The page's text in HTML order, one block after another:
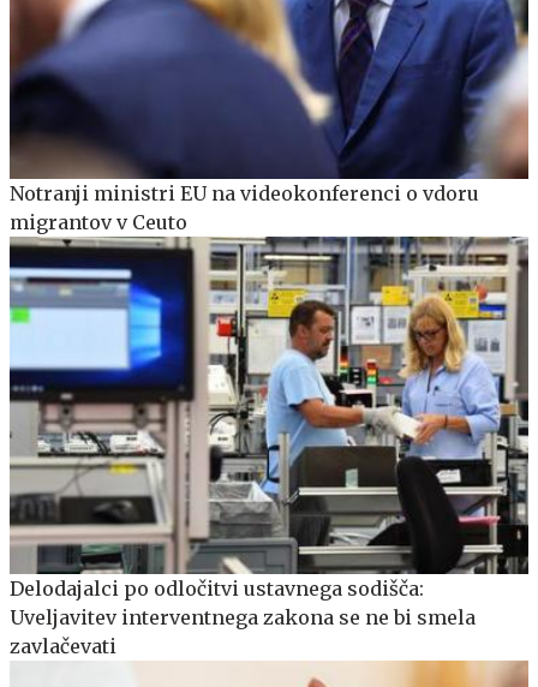
Notranji ministri EU na videokonferenci o vdoru
migrantov v Ceuto
Delodajalci po odločitvi ustavnega sodišča:
Uveljavitev interventnega zakona se ne bi smela
zavlačevati